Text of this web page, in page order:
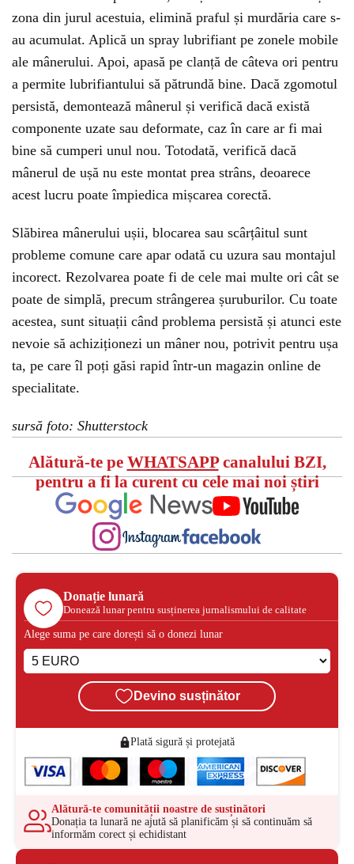
zona din jurul acestuia, elimină praful și murdăria care s-
au acumulat. Aplică un spray lubrifiant pe zonele mobile
ale mânerului. Apoi, apasă pe clanță de câteva ori pentru
a permite lubrifiantului să pătrundă bine. Dacă zgomotul
persistă, demontează mânerul și verifică dacă există
componente uzate sau deformate, caz în care ar fi mai
bine să cumperi unul nou. Totodată, verifică dacă
mânerul de ușă nu este montat prea strâns, deoarece
acest lucru poate împiedica mișcarea corectă.
Slăbirea mânerului ușii, blocarea sau scârțâitul sunt
probleme comune care apar odată cu uzura sau montajul
incorect. Rezolvarea poate fi de cele mai multe ori cât se
poate de simplă, precum strângerea șuruburilor. Cu toate
acestea, sunt situații când problema persistă și atunci este
nevoie să achiziționezi un mâner nou, potrivit pentru ușa
ta, pe care îl poți găsi rapid într-un magazin online de
specialitate.
sursă foto: Shutterstock
Alătură-te pe WHATSAPPcanalului BZI,
pentru a fi la curent cu cele mai noi știri
Donație lunară
Donează lunar pentru susținerea jurnalismului de calitate
Alege suma pe care dorești să o donezi lunar
Devino susținător
Plată sigură și protejată
Alătură-te comunității noastre de susținători
Donația ta lunară ne ajută să planificăm și să continuăm să
informăm corect și echidistant